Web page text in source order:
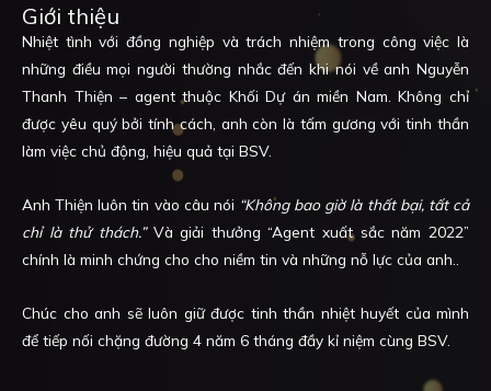
Giới thiệu
Nhiệt tình với đồng nghiệp và trách nhiệm trong công việc là
những điều mọi người thường nhắc đến khi nói về anh Nguyễn
Thanh Thiện – agent thuộc Khối Dự án miền Nam. Không chỉ
được yêu quý bởi tính cách, anh còn là tấm gương với tinh thần
làm việc chủ động, hiệu quả tại BSV.
Anh Thiện luôn tin vào câu nói “Không bao giờ là thất bại, tất cả
chỉ là thử thách.” Và giải thưởng“Agent xuất sắc năm 2022”
chính là minh chứng cho cho niềm tin và những nỗ lực của anh.
Chúc cho anh sẽ luôn giữ được tinh thần nhiệt huyết của mình
để tiếp nối chặng đường 4 năm 6 tháng đầy kỉ niệm cùng BSV.